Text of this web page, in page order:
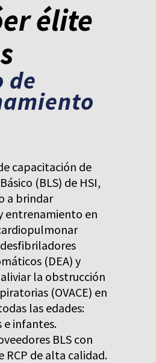
élite
de
capacitación de
(BLS) de HSI,
a brindar
entrenamiento en
desfibriladores
(DEA) y
la obstrucción
(OVACE) en
las edades:
e infantes.
BLS con
RCP de alta calidad.